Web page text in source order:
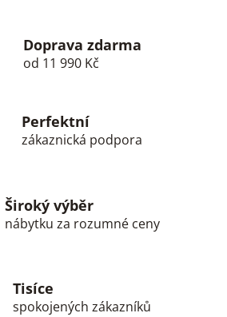
í
p
k
y
i
s
í
Doprava zdarma
od 11 990 Kč
Perfektní
zákaznická podpora
Široký výběr
nábytku za rozumné ceny
Tisíce
spokojených zákazníků